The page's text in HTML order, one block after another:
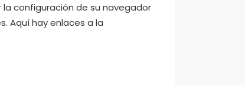
configuración de su navegador
Aquí hay enlaces a la